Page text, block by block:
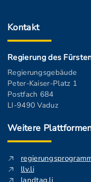
Kontakt
Regierung des
Regierungsgebäude
Peter-Kaiser-Platz 1
Postfach 684
LI-9490 Vaduz
Weitere
llv.li
landtag.li